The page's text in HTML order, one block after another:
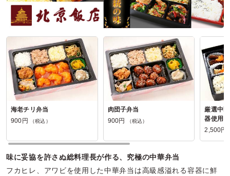
海老チリ弁当
900円
（税込）
肉団子弁当
900円
（税込）
厳選中
器使用～
2,500円
味に妥協を許さぬ総料理長が作る、究極の中華弁当
フカヒレ、アワビを使用した中華弁当は高級感溢れる容器に鮮